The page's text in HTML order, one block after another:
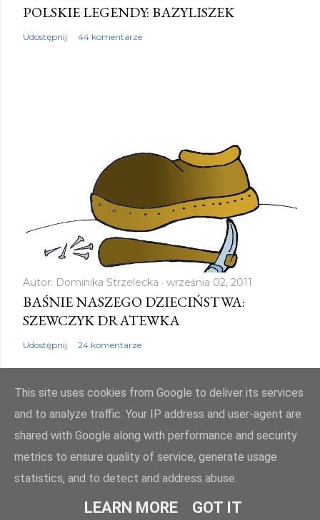
POLSKIE LEGENDY: BAZYLISZEK
Udostępnij 44 komentarze
Autor: Dominika Strzelecka września 02, 2011
BAŚNIE NASZEGO DZIECIŃSTWA:
SZEWCZYK DRATEWKA
Udostępnij 24 komentarze
Obsługiwane przez usługę Blogger
Autor obrazów motywu:Mae Burke
© bajkowyzakatek.eu 2010 - 2024. Wszelkie prawa zastrzeżone
This site uses cookies from Google to deliver its services
and to analyze traffic. Your IP address and user-agent are
shared with Google along with performance and security
metrics to ensure quality of service, generate usage
statistics, and to detect and address abuse.
LEARN MORE GOT IT